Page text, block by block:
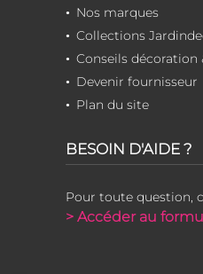
Nos marques
Collections
Conseils décoration
Devenir fournisseur
Plan du site
BESOIN D'AIDE ?
Pour toute question,
> Accéder au